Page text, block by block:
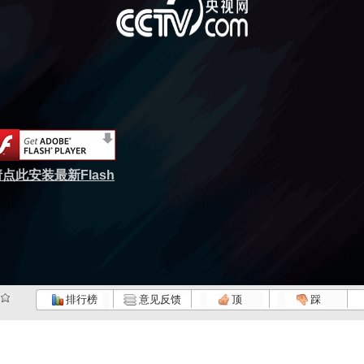
点此安装最新Flash
排行榜 意见反馈 顶 踩